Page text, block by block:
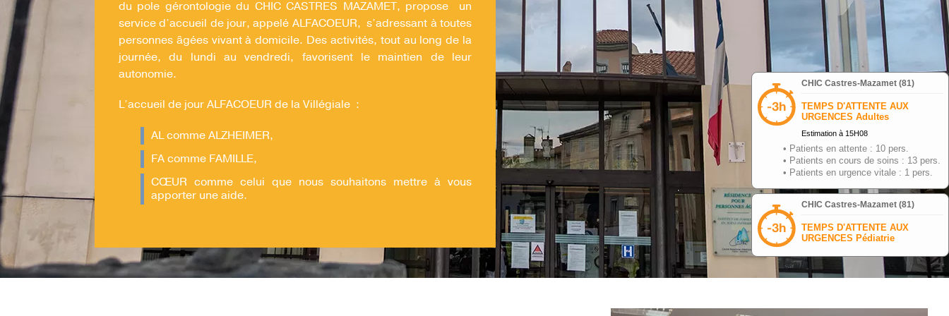
du pole gérontologie du CHIC CASTRES MAZAMET, propose un
service d’accueil de jour, appelé ALFACOEUR, s’adressant à toutes
personnes âgées vivant à domicile. Des activités, tout au long de la
journée, du lundi au vendredi, favorisent le maintien de leur
autonomie.
L’accueil de jour ALFACOEUR de la Villégiale :
AL comme ALZHEIMER,
FA comme FAMILLE,
CŒUR comme celui que nous souhaitons mettre à vous
apporter une aide.